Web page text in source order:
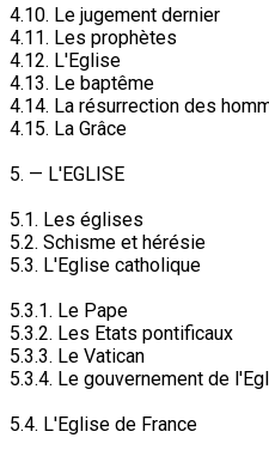
4.10. Le jugement dernier
4.11. Les prophètes
4.12. L'Eglise
4.13. Le baptême
4.14. La résurrection des
4.15. La Grâce
5. — L'EGLISE
5.1. Les églises
5.2. Schisme et hérésie
5.3. L'Eglise catholique
5.3.1. Le Pape
5.3.2. Les Etats pontificaux
5.3.3. Le Vatican
5.3.4. Le gouvernement de
5.4. L'Eglise de France